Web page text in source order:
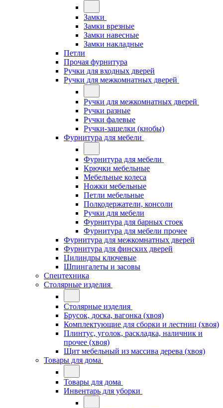
Замки
Замки врезные
Замки навесные
Замки накладные
Петли
Прочая фурнитура
Ручки для входных дверей
Ручки для межкомнатных дверей
Ручки для межкомнатных дверей
Ручки разные
Ручки фалевые
Ручки-защелки (кнобы)
Фурнитура для мебели
Фурнитура для мебели
Крючки мебельные
Мебельные колеса
Ножки мебельные
Петли мебельные
Полкодержатели, консоли
Ручки для мебели
Фурнитура для барных стоек
Фурнитура для мебели прочее
Фурнитура для межкомнатных дверей
Фурнитура для финских дверей
Цилиндры ключевые
Шпингалеты и засовы
Спецтехника
Столярные изделия
Столярные изделия
Брусок, доска, вагонка (хвоя)
Комплектующие для сборки и лестниц (хвоя)
Плинтус, уголок, раскладка, наличник и
прочее (хвоя)
Щит мебельный из массива дерева (хвоя)
Товары для дома
Товары для дома
Инвентарь для уборки